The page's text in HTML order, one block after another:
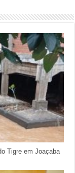
Tigre em Joaçaba